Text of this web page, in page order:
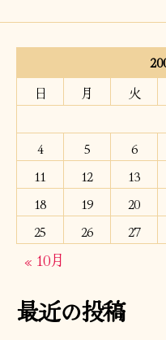
日
月 火
4
5 6
11
12 13
18
19 20
25
26 27
« 10月
最近の投稿